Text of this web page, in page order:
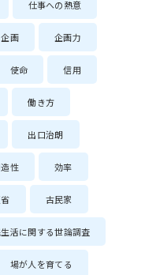
仕事への熱意
企画 企画力
使命 信用
働き方
出口治朗
性 効率
古民家
活に関する世論調査
場が人を育てる